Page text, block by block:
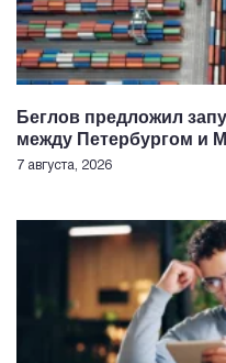
Беглов предложил
между Петербургом и
7 августа, 2026